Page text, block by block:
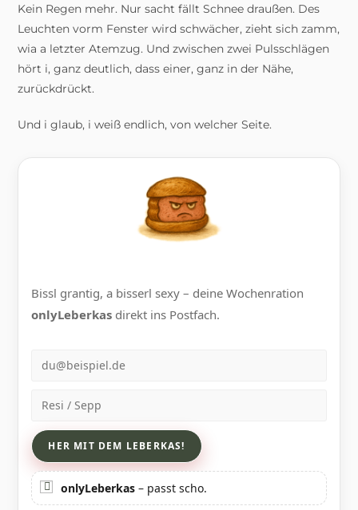
Kein Regen mehr. Nur sacht fällt Schnee draußen. Des
Leuchten vorm Fenster wird schwächer, zieht sich zamm,
wia a letzter Atemzug. Und zwischen zwei Pulsschlägen
hört i, ganz deutlich, dass einer, ganz in der Nähe,
zurückdrückt.
Und i glaub, i weiß endlich, von welcher Seite.
Bissl grantig, a bisserl sexy – deine Wochenration
onlyLeberkas direkt ins Postfach.
E-Mail
Name
onlyLeberkas – passt scho.